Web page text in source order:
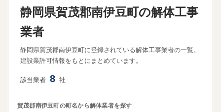
静岡県賀茂郡南伊豆町の解体工事
業者
静岡県賀茂郡南伊豆町に登録されている解体工事業者の一覧。
建設業許可情報をもとにまとめています。
該当業者 8 社
賀茂郡南伊豆町の町名から解体業者を探す